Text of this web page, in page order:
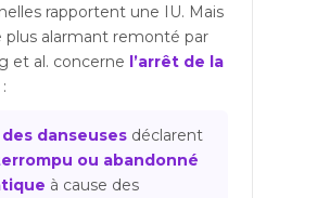
rapportent une IU. Mais
plus alarmant remonté par
et al. concerne l’arrêt de la
:
des danseuses déclarent
ou abandonné
à cause des